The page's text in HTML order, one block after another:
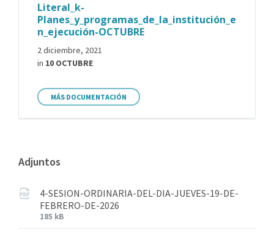
Literal_k-
Planes_y_programas_de_la_institución_e
n_ejecución-OCTUBRE
2 diciembre, 2021
in 10 OCTUBRE
MÁS DOCUMENTACIÓN
Adjuntos
4-SESION-ORDINARIA-DEL-DIA-JUEVES-19-DE-
FEBRERO-DE-2026
185 kB